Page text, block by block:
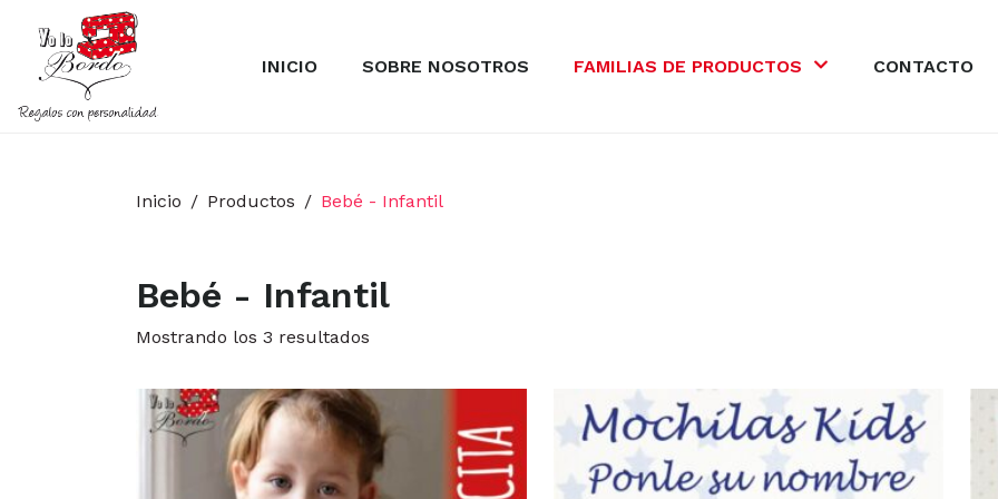
INICIO SOBRE NOSOTROS FAMILIAS DE PRODUCTOS CONTACTO
Inicio Productos Bebé - Infantil
Bebé - Infantil
Mostrando los 3 resultados